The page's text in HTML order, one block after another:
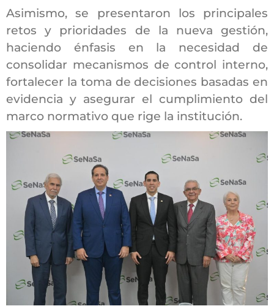
Asimismo, se presentaron los principales
retos y prioridades de la nueva gestión,
haciendo énfasis en la necesidad de
consolidar mecanismos de control interno,
fortalecer la toma de decisiones basadas en
evidencia y asegurar el cumplimiento del
marco normativo que rige la institución.